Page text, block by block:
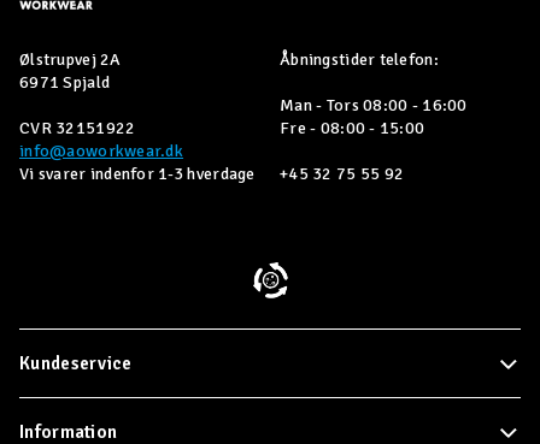
Ølstrupvej 2A
6971 Spjald
CVR 32151922
info@aoworkwear.dk
Vi svarer indenfor 1-3 hverdage
Åbningstider telefon:
Man - Tors 08:00 - 16:00
Fre - 08:00 - 15:00
+45 32 75 55 92
Kundeservice
Information